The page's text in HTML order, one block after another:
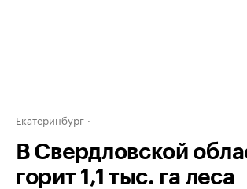
Екатеринбург
В Свердловской
горит 1,1 тыс. га леса